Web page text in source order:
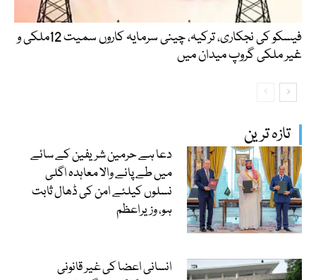
تازہ ترین
دعا ہے حرمین شریفین کے سائے
میں طے پانے والا معاہدہ اگلی
نسلوں کیلئے امن کی ڈھال ثابت
ہو، وزیراعظم
انسانی اعضا کی غیر قانونی
فیسکو کی نجکاری، ترکیہ، چینی سرمایہ کاروں سمیت 12ملکی و
غیر ملکی گروپ میدان میں